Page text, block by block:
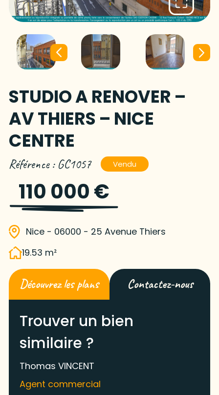
STUDIO A RENOVER –
AV THIERS – NICE
CENTRE
Référence : GC1057 Vendu
110 000 €
Nice - 06000 - 25 Avenue Thiers
19.53 m²
Découvrez les plans Contactez-nous
Trouver un bien
similaire ?
Thomas VINCENT
Agent commercial